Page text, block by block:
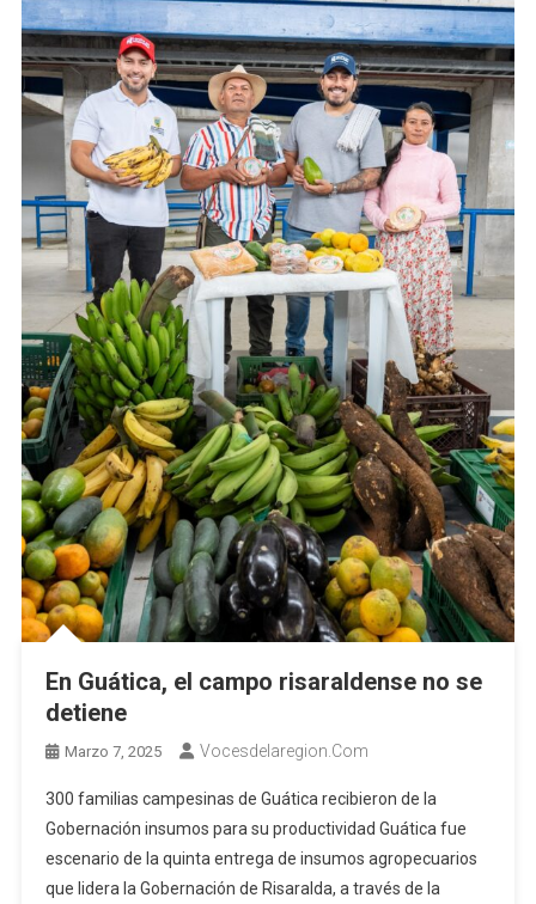
En Guática, el campo risaraldense no se
detiene
Marzo 7, 2025 Vocesdelaregion.com
300 familias campesinas de Guática recibieron de la
Gobernación insumos para su productividad Guática fue
escenario de la quinta entrega de insumos agropecuarios
que lidera la Gobernación de Risaralda, a través de la